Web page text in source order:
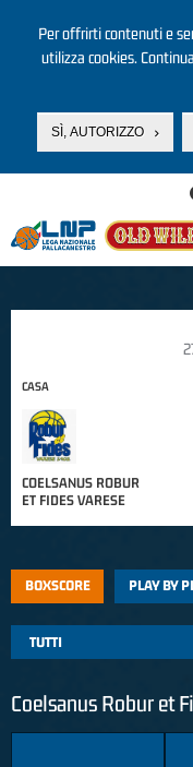
Per offrirti contenuti e
utilizza cookies.
SÌ, AUTORIZZO
CASA
COELSANUS ROBUR
ET FIDES VARESE
BOXSCORE PLAY BY
Coelsanus Robur et